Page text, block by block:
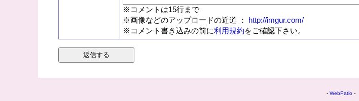
※コメントは15行まで
※画像などのアップロードの近道 ： http://imgur.com/
※コメント書き込みの前に利用規約をご確認下さい。
- WebPatio-